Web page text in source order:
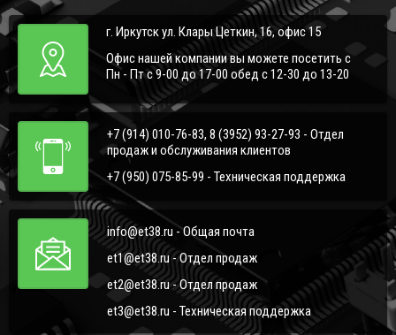
г. Иркутск ул. Клары Цеткин, 16, офис 15
Офис нашей компании вы можете посетить с
Пн - Пт с 9-00 до 17-00 обед с 12-30 до 13-20
+7 (914) 010-76-83, 8 (3952) 93-27-93 - Отдел
продаж и обслуживания клиентов
+7 (950) 075-85-99 - Техническая поддержка
info@et38.ru - Общая почта
et1@et38.ru - Отдел продаж
et2@et38.ru - Отдел продаж
et3@et38.ru - Техническая поддержка